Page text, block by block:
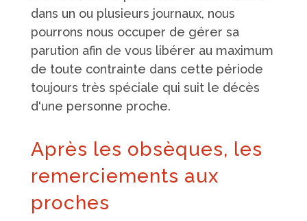
dans un ou plusieurs journaux, nous
pourrons nous occuper de gérer sa
parution afin de vous libérer au maximum
de toute contrainte dans cette période
toujours très spéciale qui suit le décès
d'une personne proche.
Après les obsèques, les
remerciements aux
proches